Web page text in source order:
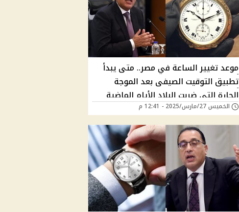
موعد تغيير الساعة في مصر.. متى يبدأ
تطبيق التوقيت الصيفى بعد الموجة
الحارة التي ضربت البلاد الأيام الماضية
الخميس 27/مارس/2025 - 12:41 م